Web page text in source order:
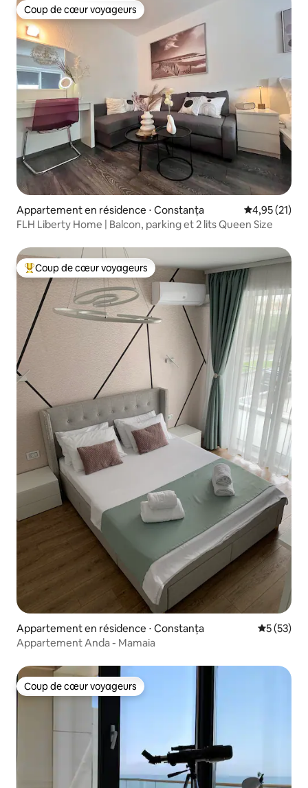
Coup de cœur voyageurs
Coup de cœur voyageurs
Appartement en résidence ⋅ Constanța Évaluation
4,95 (21)
FLH Liberty Home | Balcon, parking et 2 lits Queen Size
Coups de cœur voyageurs les plus appréciés
Coup de cœur voyageurs
Appartement en résidence ⋅ Constanța
5 (53)
Appartement Anda - Mamaia
Coup de cœur voyageurs
Coup de cœur voyageurs